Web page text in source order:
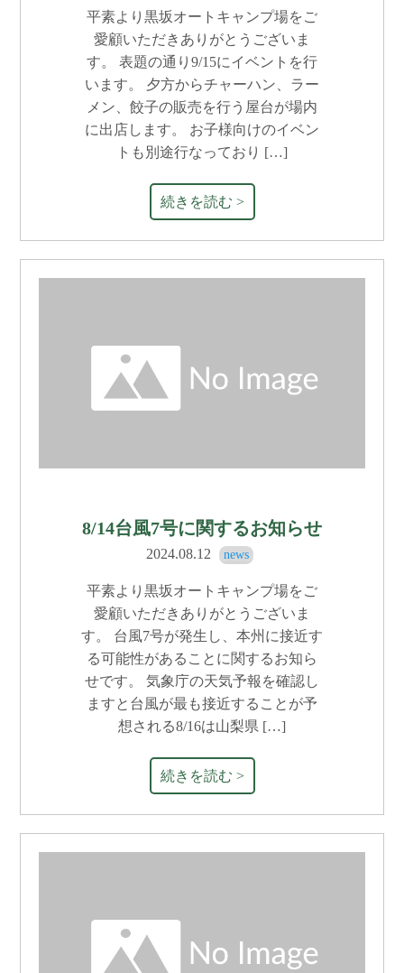
平素より黒坂オートキャンプ場をご
愛顧いただきありがとうございま
す。 表題の通り9/15にイベントを行
います。 夕方からチャーハン、ラー
メン、餃子の販売を行う屋台が場内
に出店します。 お子様向けのイベン
トも別途行なっており […]
続きを読む >
8/14台風7号に関するお知らせ
2024.08.12 news
平素より黒坂オートキャンプ場をご
愛顧いただきありがとうございま
す。 台風7号が発生し、本州に接近す
る可能性があることに関するお知ら
せです。 気象庁の天気予報を確認し
ますと台風が最も接近することが予
想される8/16は山梨県 […]
続きを読む >